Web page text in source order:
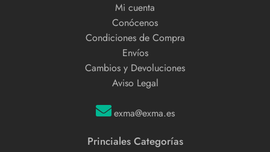
Mi cuenta
Conócenos
Condiciones de Compra
Envíos
Cambios y Devoluciones
Aviso Legal
exma@exma.es
Princiales Categorías